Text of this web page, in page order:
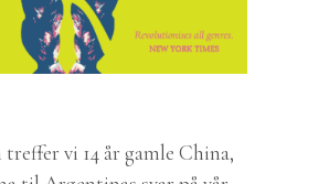
vi 14 år gamle China,